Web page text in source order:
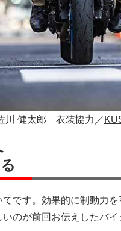
川 健太郎 衣装協力／
です。効果的に制動力
のが前回お伝えしたバイ